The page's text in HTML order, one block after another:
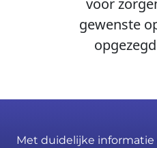
voor
gewenste
Met duidelijke